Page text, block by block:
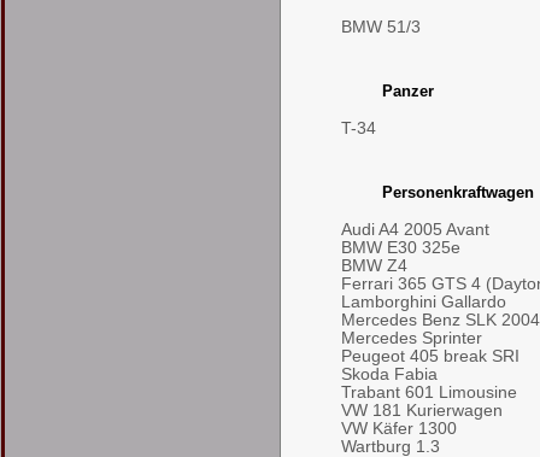
BMW 51/3
Panzer
T-34
Personenkraftwagen
Audi A4 2005 Avant
BMW E30 325e
BMW Z4
Ferrari 365 GTS 4
Lamborghini Gallardo
Mercedes Benz SLK
Mercedes Sprinter
Peugeot 405 break SRI
Skoda Fabia
Trabant 601 Limousine
VW 181 Kurierwagen
VW Käfer 1300
Wartburg 1.3